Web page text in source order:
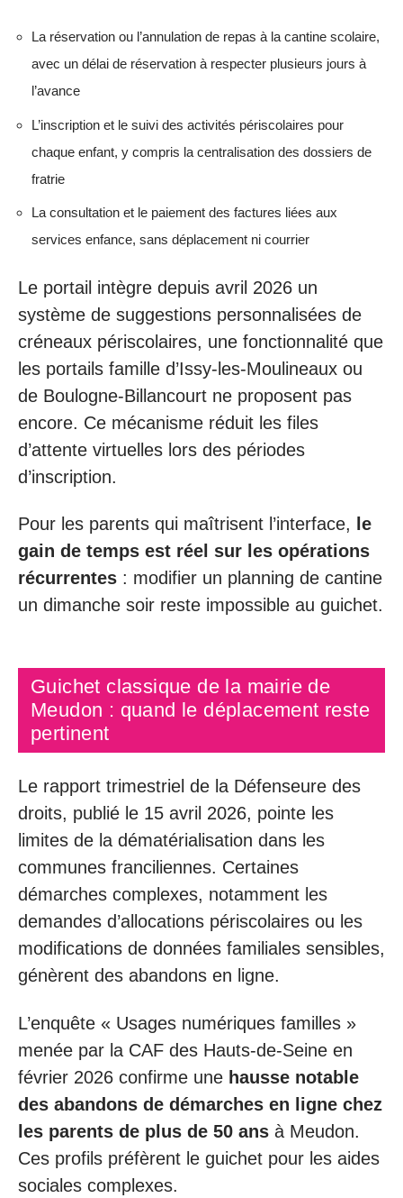
La réservation ou l’annulation de repas à la cantine scolaire,
avec un délai de réservation à respecter plusieurs jours à
l’avance
L’inscription et le suivi des activités périscolaires pour
chaque enfant, y compris la centralisation des dossiers de
fratrie
La consultation et le paiement des factures liées aux
services enfance, sans déplacement ni courrier
Le portail intègre depuis avril 2026 un
système de suggestions personnalisées de
créneaux périscolaires, une fonctionnalité que
les portails famille d’Issy-les-Moulineaux ou
de Boulogne-Billancourt ne proposent pas
encore. Ce mécanisme réduit les files
d’attente virtuelles lors des périodes
d’inscription.
Pour les parents qui maîtrisent l’interface,
le
gain de temps est réel sur les opérations
récurrentes : modifier un planning de cantine
un dimanche soir reste impossible au guichet.
Guichet classique de la mairie de
Meudon : quand le déplacement reste
pertinent
Le rapport trimestriel de la Défenseure des
droits, publié le 15 avril 2026, pointe les
limites de la dématérialisation dans les
communes franciliennes. Certaines
démarches complexes, notamment les
demandes d’allocations périscolaires ou les
modifications de données familiales sensibles,
génèrent des abandons en ligne.
L’enquête « Usages numériques familles »
menée par la CAF des Hauts-de-Seine en
février 2026 confirme une hausse notable
des abandons de démarches en ligne chez
les parents de plus de 50 ans à Meudon.
Ces profils préfèrent le guichet pour les aides
sociales complexes.